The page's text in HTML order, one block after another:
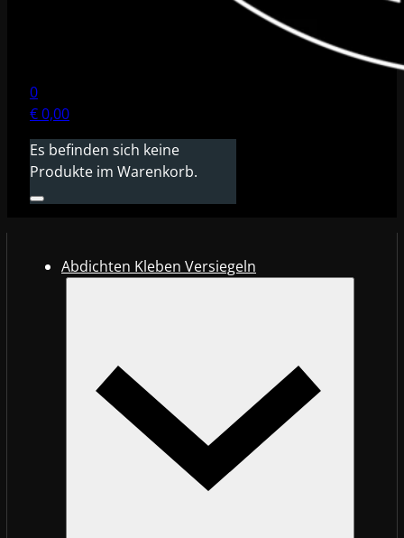
0
€0,00
Es befinden sich keine
Produkte im Warenkorb.
Abdichten Kleben Versiegeln